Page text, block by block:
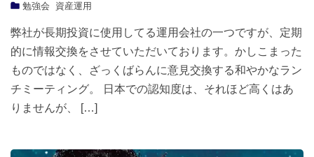
勉強会 資産運用
弊社が長期投資に使用してる運用会社の一つですが、定期
的に情報交換をさせていただいております。かしこまった
ものではなく、ざっくばらんに意見交換する和やかなラン
チミーティング。 日本での認知度は、それほど高くはあ
りませんが、 […]